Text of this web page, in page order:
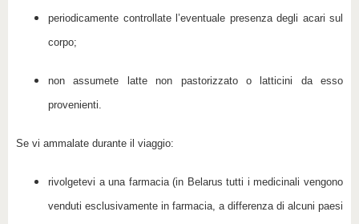
periodicamente controllate l’eventuale presenza degli acari sul
corpo;
non assumete latte non pastorizzato o latticini da esso
provenienti.
Se vi ammalate durante il viaggio:
rivolgetevi a una farmacia (in Belarus tutti i medicinali vengono
venduti esclusivamente in farmacia, a differenza di alcuni paesi